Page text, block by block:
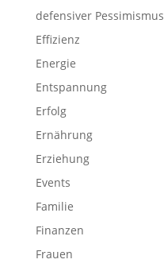
defensiver Pessimismus
Effizienz
Energie
Entspannung
Erfolg
Ernährung
Erziehung
Events
Familie
Finanzen
Frauen